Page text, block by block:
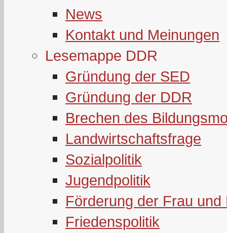
News
Kontakt und Meinungen
Lesemappe DDR
Gründung der SED
Gründung der DDR
Brechen des
Landwirtschaftsfrage
Sozialpolitik
Jugendpolitik
Förderung der Frau und
Friedenspolitik